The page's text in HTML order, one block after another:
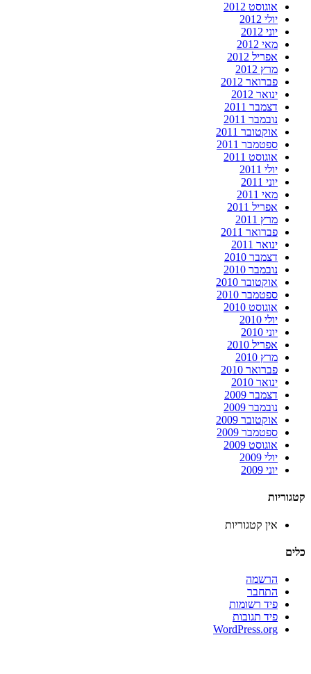
אוגוסט 2012
יולי 2012
יוני 2012
מאי 2012
אפריל 2012
מרץ 2012
פברואר 2012
ינואר 2012
דצמבר 2011
נובמבר 2011
אוקטובר 2011
ספטמבר 2011
אוגוסט 2011
יולי 2011
יוני 2011
מאי 2011
אפריל 2011
מרץ 2011
פברואר 2011
ינואר 2011
דצמבר 2010
נובמבר 2010
אוקטובר 2010
ספטמבר 2010
אוגוסט 2010
יולי 2010
יוני 2010
אפריל 2010
מרץ 2010
פברואר 2010
ינואר 2010
דצמבר 2009
נובמבר 2009
אוקטובר 2009
ספטמבר 2009
אוגוסט 2009
יולי 2009
יוני 2009
קטגוריות
אין קטגוריות
כלים
הרשמה
התחבר
פיד רשומות
פיד תגובות
WordPress.org